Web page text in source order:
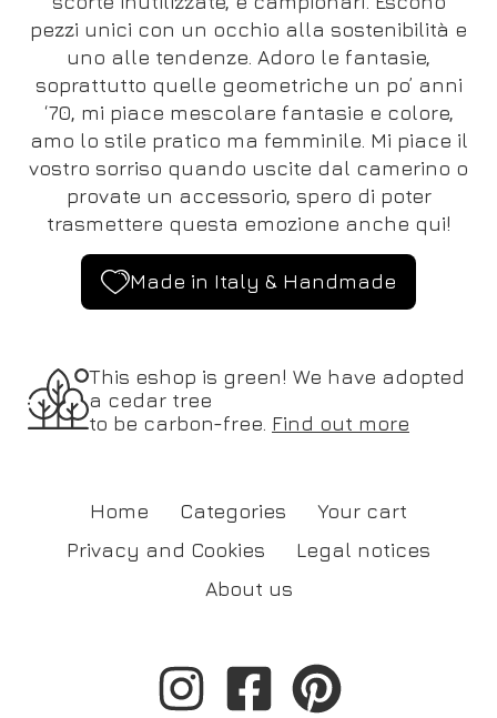
pezzi unici con un occhio alla sostenibilità e
uno alle tendenze. Adoro le fantasie,
soprattutto quelle geometriche un po’ anni
‘70, mi piace mescolare fantasie e colore,
amo lo stile pratico ma femminile. Mi piace il
vostro sorriso quando uscite dal camerino o
provate un accessorio, spero di poter
trasmettere questa emozione anche qui!
Made in Italy & Handmade
This eshop is green! We have adopted
a cedar tree
to be carbon-free. Find out more
Home Categories
Your cart
Privacy and Cookies
Legal notices
About us